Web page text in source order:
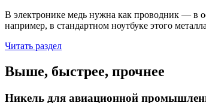
В электронике медь нужна как проводник — в
например, в стандартном ноутбуке этого
Читать раздел
Выше, быстрее, прочнее
Никель для авиационной